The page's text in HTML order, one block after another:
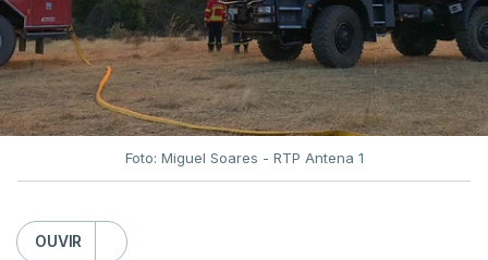
Foto: Miguel Soares - RTP Antena 1
OUVIR